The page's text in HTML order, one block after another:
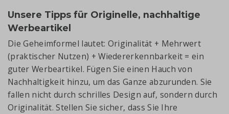
Unsere Tipps für Originelle, nachhaltige
Werbeartikel
Die Geheimformel lautet: Originalität + Mehrwert
(praktischer Nutzen) + Wiedererkennbarkeit = ein
guter Werbeartikel. Fügen Sie einen Hauch von
Nachhaltigkeit hinzu, um das Ganze abzurunden. Sie
fallen nicht durch schrilles Design auf, sondern durch
Originalität. Stellen Sie sicher, dass Sie Ihre